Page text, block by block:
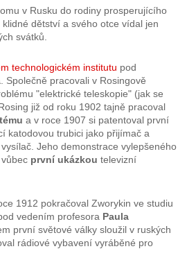
v Rusku do rodiny prosperujícího
dětství a svého otce vídal jen
svátků.
technologickém institutu pod
. Společně pracovali v Rosingově
"elektrické teleskopie" (jak se
již od roku 1902 tajně pracoval
a v roce 1907 si patentoval první
katodovou trubici jako přijímač a
Jeho demonstrace vylepšeného
první ukázkou televizní
1912 pokračoval Zworykin ve studiu
vedením profesora Paula
první světové války sloužil v ruských
rádiové vybavení vyráběné pro